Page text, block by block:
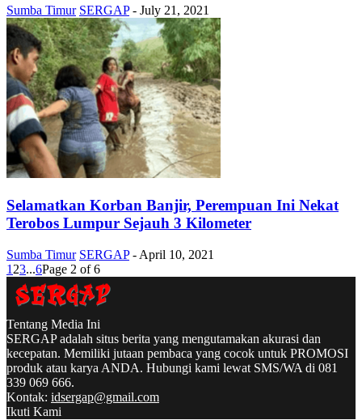
Sumba Timur SERGAP - July 21, 2021
Selamatkan Korban Banjir, Perempuan Ini Nekat
Terobos Lumpur Sejauh 3 Kilometer
Sumba Timur SERGAP - April 10, 2021
1 23...6Page 2 of 6
Tentang Media Ini
SERGAP adalah situs berita yang mengutamakan akurasi dan
kecepatan. Memiliki jutaan pembaca yang cocok untuk PROMOSI
produk atau karya ANDA. Hubungi kami lewat SMS/WA di 081
339 069 666.
Kontak: idsergap@gmail.com
Ikuti Kami